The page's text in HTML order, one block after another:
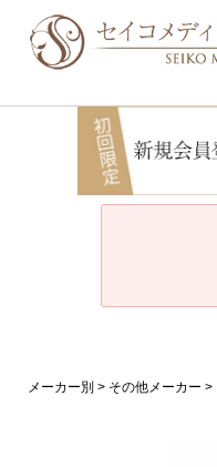
メーカー別 その他メーカー